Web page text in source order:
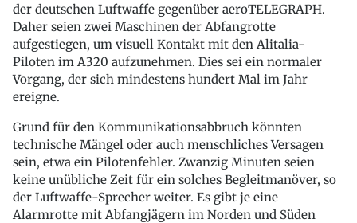
der deutschen Luftwaffe gegenüber aeroTELEGRAPH.
Daher seien zwei Maschinen der Abfangrotte
aufgestiegen, um visuell Kontakt mit den Alitalia-
Piloten im A320 aufzunehmen. Dies sei ein normaler
Vorgang, der sich mindestens hundert Mal im Jahr
ereigne.
Grund für den Kommunikationsabbruch könnten
technische Mängel oder auch menschliches Versagen
sein, etwa ein Pilotenfehler. Zwanzig Minuten seien
keine unübliche Zeit für ein solches Begleitmanöver, so
der Luftwaffe-Sprecher weiter. Es gibt je eine
Alarmrotte mit Abfangjägern im Norden und Süden